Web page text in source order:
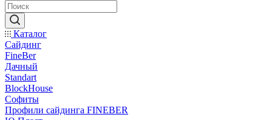
Каталог
Сайдинг
FineBer
Дачный
Standart
BlockHouse
Софиты
Профили сайдинга FINEBER